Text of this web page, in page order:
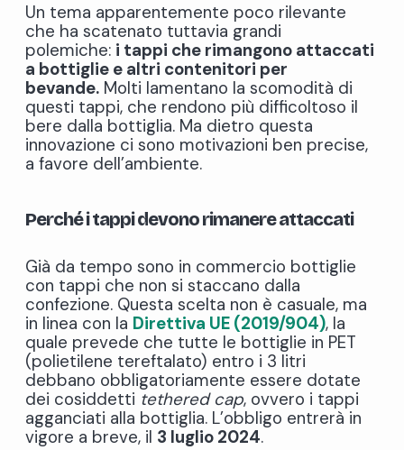
Un tema apparentemente poco rilevante
che ha scatenato tuttavia grandi
polemiche: i tappi che rimangono attaccati
a bottiglie e altri contenitori per
bevande. Molti lamentano la scomodità di
questi tappi, che rendono più difficoltoso il
bere dalla bottiglia. Ma dietro questa
innovazione ci sono motivazioni ben precise,
a favore dell’ambiente.
Perché i tappi devono rimanere attaccati
Già da tempo sono in commercio bottiglie
con tappi che non si staccano dalla
confezione. Questa scelta non è casuale, ma
in linea con la Direttiva UE (2019/904), la
quale prevede che tutte le bottiglie in PET
(polietilene tereftalato) entro i 3 litri
debbano obbligatoriamente essere dotate
dei cosiddetti tethered cap, ovvero i tappi
agganciati alla bottiglia. L’obbligo entrerà in
vigore a breve, il 3 luglio 2024.